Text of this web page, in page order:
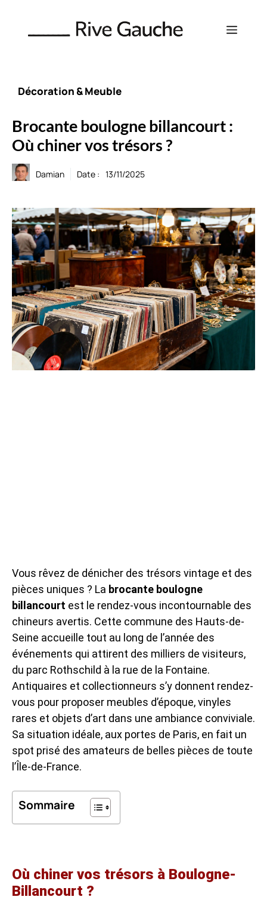
contenu
Menu
Décoration & Meuble
Brocante boulogne billancourt :
Où chiner vos trésors ?
Damian Date : 13/11/2025
Vous rêvez de dénicher des trésors vintage et des
pièces uniques ? La brocante boulogne
billancourt est le rendez-vous incontournable des
chineurs avertis. Cette commune des Hauts-de-
Seine accueille tout au long de l’année des
événements qui attirent des milliers de visiteurs,
du parc Rothschild à la rue de la Fontaine.
Antiquaires et collectionneurs s’y donnent rendez-
vous pour proposer meubles d’époque, vinyles
rares et objets d’art dans une ambiance conviviale.
Sa situation idéale, aux portes de Paris, en fait un
spot prisé des amateurs de belles pièces de toute
l’Île-de-France.
Sommaire
Où chiner vos trésors à Boulogne-
Billancourt ?